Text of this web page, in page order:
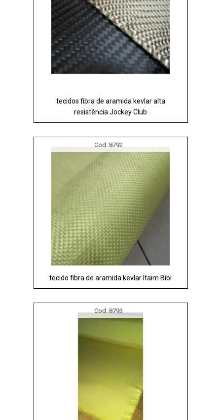
tecidos fibra de aramida kevlar alta
resistência Jockey Club
Cod.:8792
tecido fibra de aramida kevlar Itaim Bibi
Cod.:8793